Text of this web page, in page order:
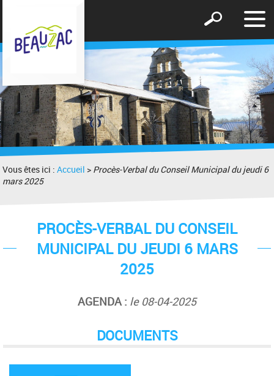
le
Afficher
formulaire
de
recherche
Vous êtes ici :Accueil > Procès-Verbal du Conseil Municipal du jeudi 6
mars 2025
PROCÈS-VERBAL DU CONSEIL
MUNICIPAL DU JEUDI 6 MARS
2025
AGENDA : le 08-04-2025
DOCUMENTS